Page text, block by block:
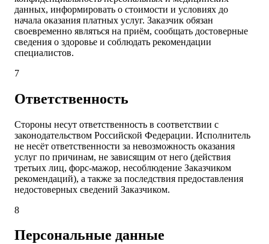
данных, информировать о стоимости и условиях до
начала оказания платных услуг. Заказчик обязан
своевременно являться на приём, сообщать достоверные
сведения о здоровье и соблюдать рекомендации
специалистов.
7
Ответственность
Стороны несут ответственность в соответствии с
законодательством Российской Федерации. Исполнитель
не несёт ответственности за невозможность оказания
услуг по причинам, не зависящим от него (действия
третьих лиц, форс-мажор, несоблюдение Заказчиком
рекомендаций), а также за последствия предоставления
недостоверных сведений Заказчиком.
8
Персональные данные